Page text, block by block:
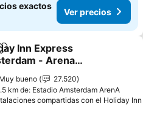
exactos
Ver precios
Agregar a favoritos
Inn Express
- Arena
by IHG
Muy bueno
27.520
km de: Estadio Amsterdam ArenA
compartidas con el Holiday Inn